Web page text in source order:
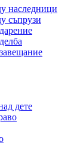
наследници
съпрузи
дете